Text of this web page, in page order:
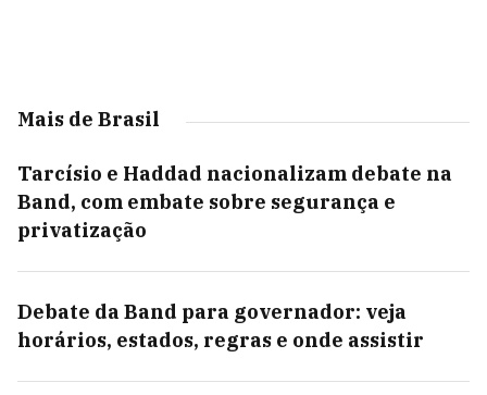
Mais de Brasil
Tarcísio e Haddad nacionalizam debate na
Band, com embate sobre segurança e
privatização
Debate da Band para governador: veja
horários, estados, regras e onde assistir